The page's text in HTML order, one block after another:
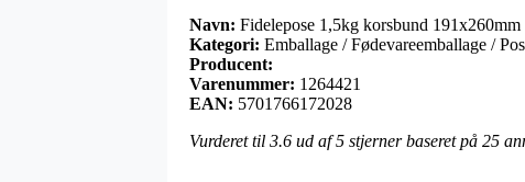
Navn: Fidelepose 1,5kg korsbund
Kategori: Emballage / Fødevareemballage /
Producent:
Varenummer: 1264421
EAN: 5701766172028
Vurderet til 3.6 ud af 5 stjerner baseret på 25